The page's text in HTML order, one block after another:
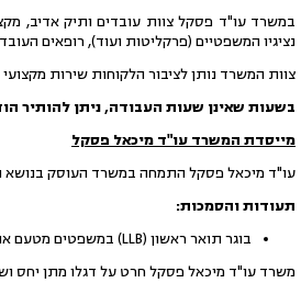
במשרד עו"ד פסקל צוות עובדים ותיק אדיב,
נציגיו המשפטיים (פרקליטות ועוד), רופאים
צוות המשרד נותן לציבור הלקוחות שירות
בשעות שאינן שעות העבודה, ניתן להותיר
מייסדת המשרד עו"ד מיכאל פסקל
עו"ד מיכאל פסקל התמחה במשרד העוסק בנושא
תעודות והסמכות:
בוגר תואר ראשון (LLB) במשפטים מטעם אוניברסיטת ת"א
משרד עו"ד מיכאל פסקל חרט על דגלו מתן יחס